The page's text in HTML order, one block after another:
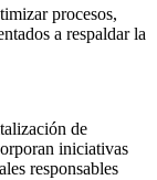
procesos,
a respaldar la
de
iniciativas
responsables